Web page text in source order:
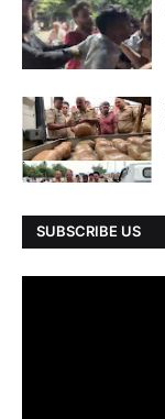
SUBSCRIBE US